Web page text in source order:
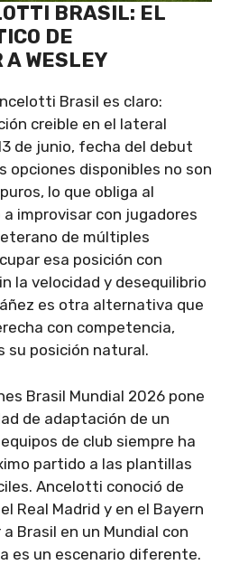
BRASIL: EL
DE
WESLEY
Brasil es claro:
creible en el lateral
de junio, fecha del debut
opciones disponibles no son
lo que obliga al
improvisar con jugadores
de múltiples
esa posición con
la velocidad y desequilibrio
es otra alternativa que
con competencia,
su posición natural.
Brasil Mundial 2026 pone
de adaptación de un
de club siempre ha
partido a las plantillas
Ancelotti conoció de
Real Madrid y en el Bayern
Brasil en un Mundial con
es un escenario diferente.